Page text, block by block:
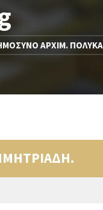
ΑΡΧΙΜ.